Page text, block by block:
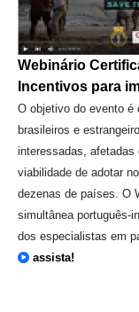
Webinário
Incentivos para
O objetivo do evento é
brasileiros e
interessadas,
viabilidade de adotar
dezenas de países. O
simultânea português-
dos especialistas em
assista!